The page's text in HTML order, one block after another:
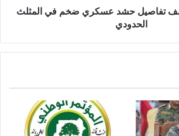
تفاصيل حشد عسكري ضخم في المثلث
الحدودي